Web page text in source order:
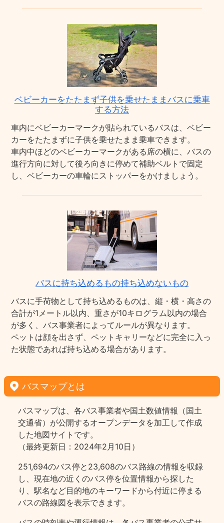
ベビーカーをたたまず子供を乗せたままバスに乗車
する方法
車内にベビーカーマークが貼られているバスは、ベビー
カーをたたまずに子供を乗せたまま乗車できます。
車内中ほどのベビーカーマークがある席の横に、バスの
進行方向に対して後ろ向きに停めて補助ベルトで固定
し、ベビーカーの車輪にストッパーをかけましょう。
バスに持ち込めるもの持ち込めないもの
バスに手荷物として持ち込めるものは、縦・横・高さの
合計が1メートル以内、重さが10キログラム以内の場合
が多く、バス事業者によってルールが異なります。
ペットは顔を出さず、ペットキャリーなどに完全に入っ
た状態であれば持ち込める場合があります。
バスマップとは
バスマップは、各バス事業者や国土数値情報（国土
交通省）が公開するオープンデータを加工して作成
した地図サイトです。
（最終更新日：2024年2月10日）
251,694のバス停と23,608のバス路線の情報を収録
し、現在地の近くのバス停を位置情報から探した
り、駅名など目的地のキーワードから付近に停まる
バスの路線図を表示できます。